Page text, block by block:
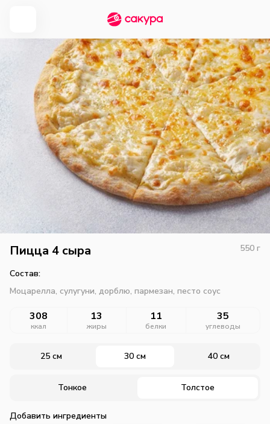
Пицца 4 сыра 550 г
Состав:
Моцарелла, сулугуни, дорблю, пармезан, песто соус
308
ккал
13
жиры
11
белки
35
углеводы
25 см 30 см 40 см
Тонкое Толстое
Добавить ингредиенты